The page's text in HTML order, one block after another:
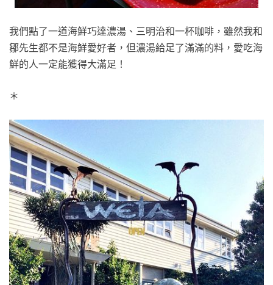
我們點了一道海鮮巧達濃湯、三明治和一杯咖啡，雖然我和
鄒先生都不是海鮮愛好者，但濃湯給足了滿滿的料，愛吃海
鮮的人一定能獲得大滿足！
＊